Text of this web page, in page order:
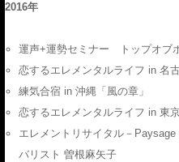
2016年
運声+運勢セミナー トップオブ
恋するエレメンタルライフ in 名
練気合宿 in 沖縄「風の章」
恋するエレメンタルライフ in 東
エレメントリサイタル－
バリスト 曽根麻矢子